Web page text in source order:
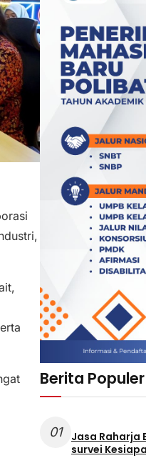
Berita Populer
01
Jasa Raharja
survei